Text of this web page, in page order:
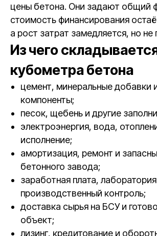
цены бетона. Они задают общий
стоимость финансирования
а рост затрат замедляется, но
Из чего
кубометра бетона
цемент, минеральные добавки
компоненты;
песок, щебень и другие
электроэнергия, вода,
исполнение;
амортизация, ремонт и
бетонного завода;
заработная плата,
производственный контроль;
доставка сырья на БСУ и
объект;
лизинг, кредитование и